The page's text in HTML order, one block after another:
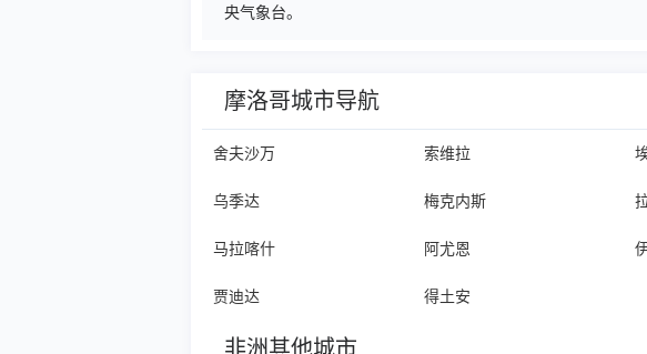
央气象台。
摩洛哥城市导航
舍夫沙万 索维拉
乌季达 梅克内斯
马拉喀什 阿尤恩
贾迪达 得土安
非洲其他城市